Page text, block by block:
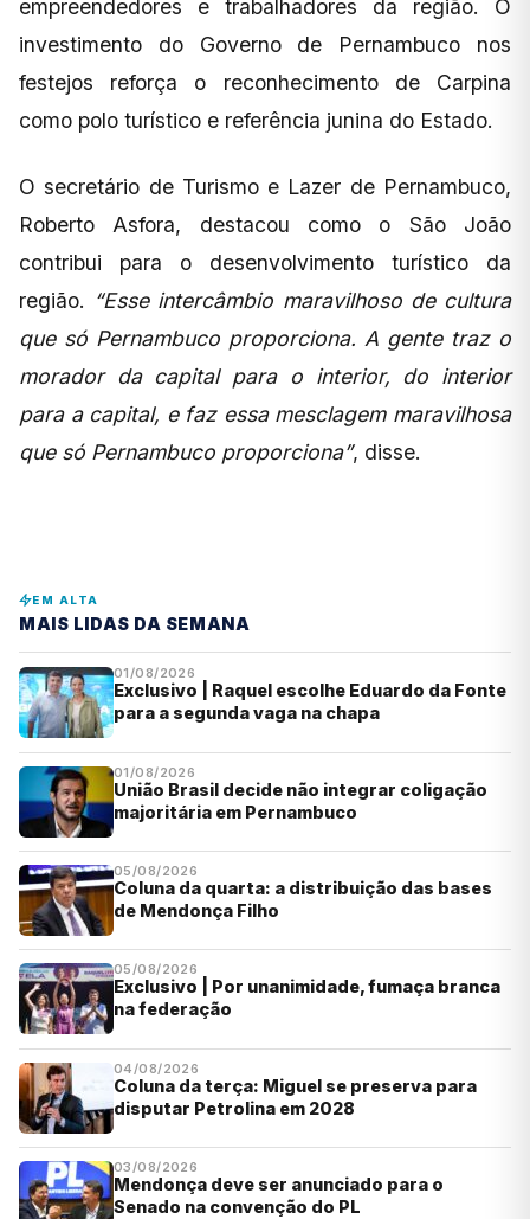
empreendedores e trabalhadores da região. O
investimento do Governo de Pernambuco nos
festejos reforça o reconhecimento de Carpina
como polo turístico e referência junina do Estado.
O secretário de Turismo e Lazer de Pernambuco,
Roberto Asfora, destacou como o São João
contribui para o desenvolvimento turístico da
região. “Esse intercâmbio maravilhoso de cultura
que só Pernambuco proporciona. A gente traz o
morador da capital para o interior, do interior
para a capital, e faz essa mesclagem maravilhosa
que só Pernambuco proporciona”, disse.
EM ALTA
MAIS LIDAS DA SEMANA
01/08/2026
Exclusivo | Raquel escolhe Eduardo da Fonte
para a segunda vaga na chapa
01/08/2026
União Brasil decide não integrar coligação
majoritária em Pernambuco
05/08/2026
Coluna da quarta: a distribuição das bases
de Mendonça Filho
05/08/2026
Exclusivo | Por unanimidade, fumaça branca
na federação
04/08/2026
Coluna da terça: Miguel se preserva para
disputar Petrolina em 2028
03/08/2026
Mendonça deve ser anunciado para o
Senado na convenção do PL